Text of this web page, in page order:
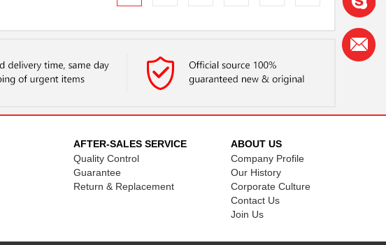
AFTER-SALES SERVICE
Quality Control
Guarantee
Return & Replacement
ABOUT US
Company Profile
Our History
Corporate Culture
Contact Us
Join Us